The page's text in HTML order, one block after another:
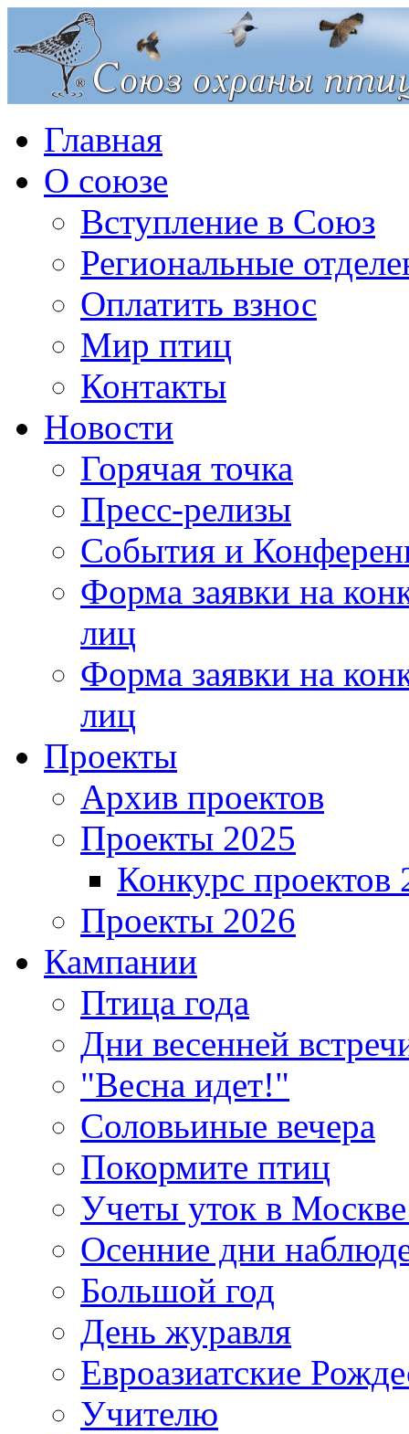
Главная
О союзе
Вступление в Союз
Региональные
Оплатить взнос
Мир птиц
Контакты
Новости
Горячая точка
Пресс-релизы
События и
Форма заявки на
лиц
Форма заявки на
лиц
Проекты
Архив проектов
Проекты 2025
Конкурс проектов
Проекты 2026
Кампании
Птица года
Дни весенней
"Весна идет!"
Соловьиные вечера
Покормите птиц
Учеты уток в
Осенние дни
Большой год
День журавля
Евроазиатские
Учителю